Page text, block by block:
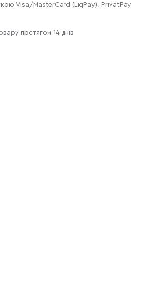
Visa/MasterCard (LiqPay), PrivatPay
протягом 14 днів